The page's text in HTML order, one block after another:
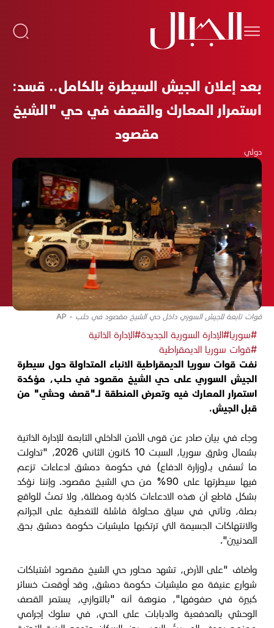
بعد إعلان الجيش السيطرة بالكامل.. قسد:
استمرار المعارك والقصف في حي "الشيخ
مقصود
دولي
قوات تابعة للجيش السوري داخل حي الشيخ مقصود في حلب - AP
#سوريا#الإدارة السورية الجديدة#الإدارة الذاتية
#قوات سوريا الديمقراطية
نفت قوات سوريا الديمقراطية الانباء المتداولة حول سيطرة
الجيش السوري على حي الشيخ مقصود في حلب، مؤكدة
استمرار المعارك فيه وتعرض المنطقة لـ"قصف وحشي" من
قبل الجيش.
وجاء في بيان صادر عن قوى الأمن الداخلي التابعة للإدارة الذاتية
بشمال وشرق سوريا، السبت 10 كانون الثاني 2026، "تداولت
ما تُسمّى بـ(وزارة الدفاع) في حكومة دمشق ادعاءات تزعم
فيها سيطرتها على 90% من حي الشيخ مقصود. وإننا نؤكد
بشكل قاطع أن هذه الادعاءات كاذبة ومضللة، ولا تمتّ للواقع
بصلة، وتأتي في سياق محاولة فاشلة للتغطية على الجرائم
والانتهاكات الجسيمة التي ترتكبها مليشيات حكومة دمشق بحق
المدنيين".
وأضاف "على الأرض، تشهد محاور حي الشيخ مقصود اشتباكات
شوارع عنيفة مع مليشيات حكومة دمشق، وقد أُوقعت خسائر
كبيرة في صفوفها"، منوهة أنه "بالتوازي، يستمر القصف
الوحشي بالمدفعية والدبابات على الحي، في سلوك إجرامي